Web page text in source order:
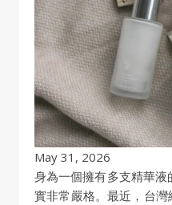
May 31, 2026
身為一個擁有多支精華液的女人，我對保養品的標準其
實非常嚴格。最近，台